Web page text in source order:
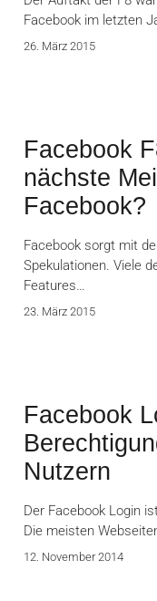
Facebook im letzten
26. März 2015
Facebook
nächste
Facebook?
Facebook sorgt mit
Spekulationen. Viele
Features…
23. März 2015
Facebook
Nutzern
Der Facebook Login
Die meisten
12. November 2014